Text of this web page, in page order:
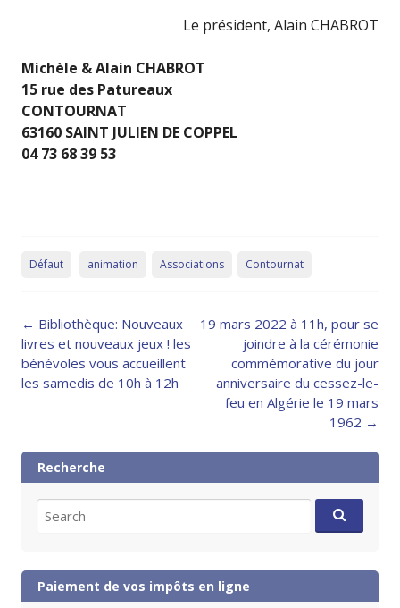
Le président, Alain CHABROT
Michèle & Alain CHABROT
15 rue des Patureaux
CONTOURNAT
63160 SAINT JULIEN DE COPPEL
04 73 68 39 53
Défaut animation Associations Contournat
Post
navigation
← Bibliothèque: Nouveaux
livres et nouveaux jeux ! les
bénévoles vous accueillent
les samedis de 10h à 12h
19 mars 2022 à 11h, pour se
joindre à la cérémonie
commémorative du jour
anniversaire du cessez-le-
feu en Algérie le 19 mars
1962 →
Recherche
for:
Paiement de vos impôts en ligne